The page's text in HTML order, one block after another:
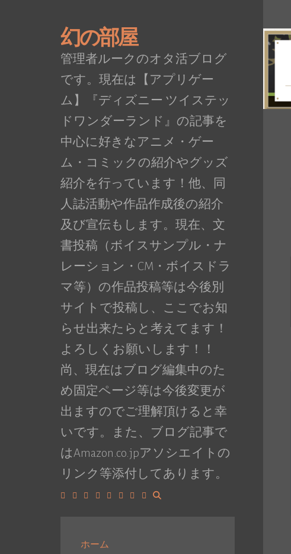
幻の部屋
管理者ルークのオタ活ブログ
です。現在は【アプリゲー
ム】『ディズニー ツイステッ
ドワンダーランド』の記事を
中心に好きなアニメ・ゲー
ム・コミックの紹介やグッズ
紹介を行っています！他、同
人誌活動や作品作成後の紹介
及び宣伝もします。現在、文
書投稿（ボイスサンプル・ナ
レーション・CM・ボイスドラ
マ等）の作品投稿等は今後別
サイトで投稿し、ここでお知
らせ出来たらと考えてます！
よろしくお願いします！！
尚、現在はブログ編集中のた
め固定ページ等は今後変更が
出ますのでご理解頂けると幸
いです。また、ブログ記事で
はAmazon.co.jpアソシエイトの
リンク等添付してあります。
ホーム